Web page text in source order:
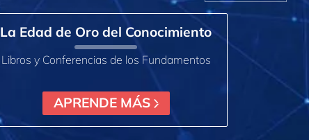
La Edad de Oro del Conocimiento
Libros y Conferencias de los Fundamentos
APRENDE MÁS